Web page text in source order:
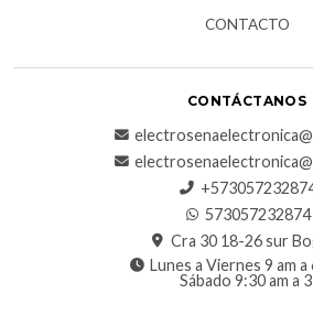
CONTACTO
CONTÁCTANOS
573057232874
Cra 30 18-26 sur
Lunes a Viernes 9 am a
Sábado 9:30 am a